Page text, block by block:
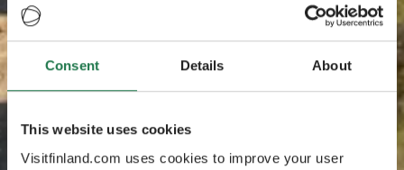
Consent Details About
This website uses cookies
Visitfinland.com uses cookies to improve your user